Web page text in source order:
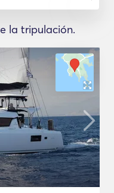
la tripulación.